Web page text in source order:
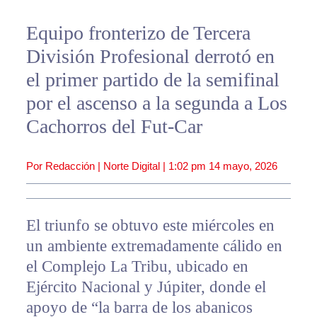
Equipo fronterizo de Tercera
División Profesional derrotó en
el primer partido de la semifinal
por el ascenso a la segunda a Los
Cachorros del Fut-Car
Por Redacción | Norte Digital | 1:02 pm 14 mayo, 2026
El triunfo se obtuvo este miércoles en
un ambiente extremadamente cálido en
el Complejo La Tribu, ubicado en
Ejército Nacional y Júpiter, donde el
apoyo de “la barra de los abanicos